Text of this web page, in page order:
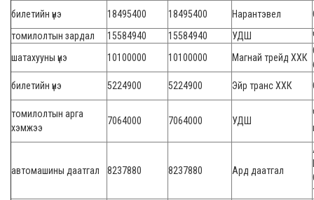
билетийн үнэ 18495400 18495400 Нарантэвел
томилолтын зардал
15584940 15584940 УДШ
шатахууны үнэ
10100000 10100000 Магнай трейд ХХК
билетийн үнэ
5224900 5224900 Эйр транс ХХК
томилолтын арга
хэмжээ
7064000 7064000 УДШ
автомашины даатгал 8237880 8237880 Ард даатгал